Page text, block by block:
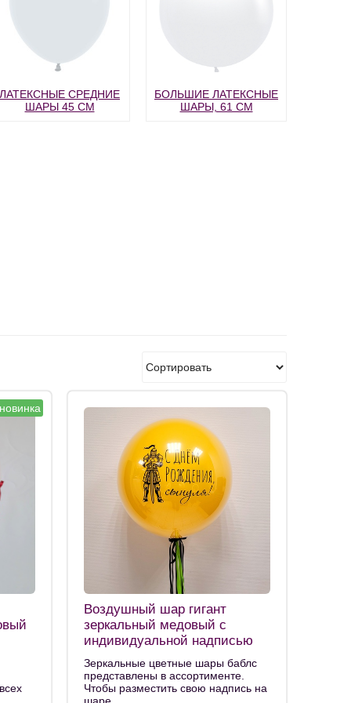
ЛАТЕКСНЫЕ СРЕДНИЕ
ШАРЫ 45 СМ
БОЛЬШИЕ ЛАТЕКСНЫЕ
ШАРЫ, 61 СМ
новинка
Воздушный шар гигант
зеркальный медовый с
индивидуальной надписью
Зеркальные цветные шары баблс
представлены в ассортименте.
Чтобы разместить свою надпись на